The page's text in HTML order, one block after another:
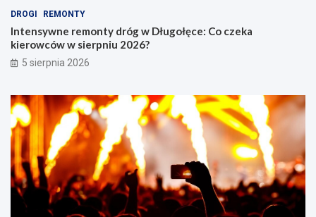
DROGI REMONTY
Intensywne remonty dróg w Długołęce: Co czeka
kierowców w sierpniu 2026?
5 sierpnia 2026